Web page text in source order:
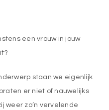
een vrouw in jouw
staan we eigenlijk
er niet of nauwelijks
weer zo’n vervelende